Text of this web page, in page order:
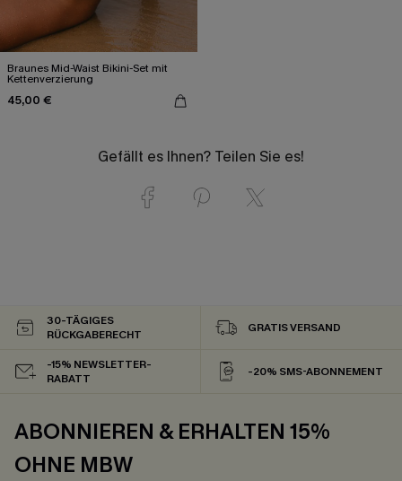
Braunes Mid-Waist Bikini-Set mit
Kettenverzierung
45,00 €
Gefällt es Ihnen? Teilen Sie es!
30-TÄGIGES
RÜCKGABERECHT
GRATIS VERSAND
-15% NEWSLETTER-
RABATT
-20% SMS-ABONNEMENT
ABONNIEREN & ERHALTEN 15%
OHNE MBW